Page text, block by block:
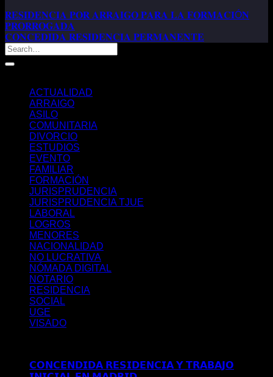
𝐑𝐄𝐒𝐈𝐃𝐄𝐍𝐂𝐈𝐀 𝐏𝐎𝐑 𝐀𝐑𝐑𝐀𝐈𝐆𝐎 𝐏𝐀𝐑𝐀 𝐋𝐀 𝐅𝐎𝐑𝐌𝐀𝐂𝐈Ó𝐍
𝐏𝐑𝐎𝐑𝐑𝐎𝐆𝐀𝐃𝐀
𝐂𝐎𝐍𝐂𝐄𝐃𝐈𝐃𝐀 𝐑𝐄𝐒𝐈𝐃𝐄𝐍𝐂𝐈𝐀 𝐏𝐄𝐑𝐌𝐀𝐍𝐄𝐍𝐓𝐄
ACTUALIDAD
ARRAIGO
ASILO
COMUNITARIA
DIVORCIO
ESTUDIOS
EVENTO
FAMILIAR
FORMACIÓN
JURISPRUDENCIA
JURISPRUDENCIA TJUE
LABORAL
LOGROS
MENORES
NACIONALIDAD
NO LUCRATIVA
NÓMADA DIGITAL
NOTARIO
RESIDENCIA
SOCIAL
UGE
VISADO
𝗖𝗢𝗡𝗖𝗘𝗡𝗗𝗜𝗗𝗔 𝗥𝗘𝗦𝗜𝗗𝗘𝗡𝗖𝗜𝗔 𝗬 𝗧𝗥𝗔𝗕𝗔𝗝𝗢